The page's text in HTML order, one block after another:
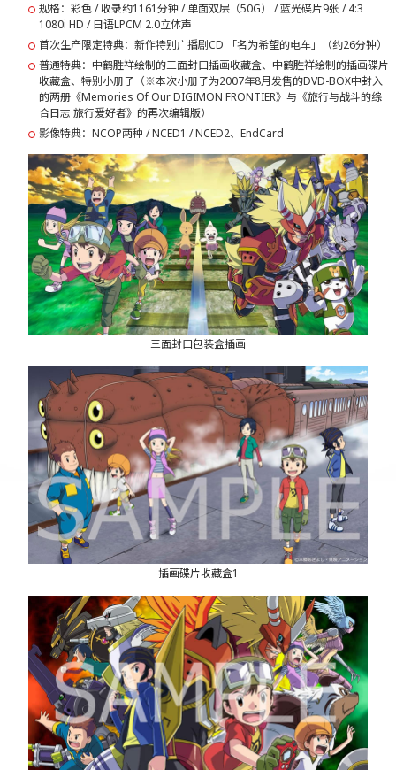
规格：彩色 / 收录约1161分钟 / 单面双层（50G） / 蓝光碟片9张 / 4:3
1080i HD / 日语LPCM 2.0立体声
首次生产限定特典：新作特别广播剧CD 「名为希望的电车」（约26分钟）
普通特典：中鹤胜祥绘制的三面封口插画收藏盒、中鹤胜祥绘制的插画碟片
收藏盒、特别小册子（※本次小册子为2007年8月发售的DVD-BOX中封入
的两册《Memories Of Our DIGIMON FRONTIER》与《旅行与战斗的综
合日志 旅行爱好者》的再次编辑版）
影像特典：NCOP两种 / NCED1 / NCED2、EndCard
三面封口包装盒插画
插画碟片收藏盒1